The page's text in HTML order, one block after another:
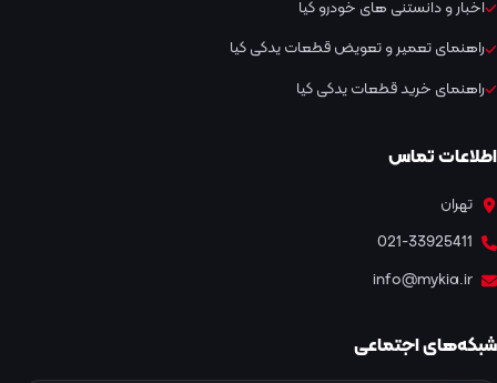
اخبار و دانستنی های خودرو کیا
راهنمای تعمیر و تعویض قطعات یدکی کیا
راهنمای خرید قطعات یدکی کیا
اطلاعات تماس
تهران
021-33925411
info@mykia.ir
شبکه‌های اجتماعی